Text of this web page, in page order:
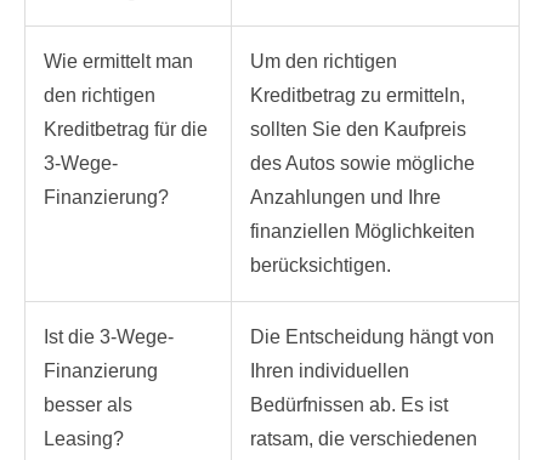
Wie ermittelt man
den richtigen
Kreditbetrag für die
3-Wege-
Finanzierung?
Um den richtigen
Kreditbetrag zu ermitteln,
sollten Sie den Kaufpreis
des Autos sowie mögliche
Anzahlungen und Ihre
finanziellen Möglichkeiten
berücksichtigen.
Ist die 3-Wege-
Finanzierung
besser als
Leasing?
Die Entscheidung hängt von
Ihren individuellen
Bedürfnissen ab. Es ist
ratsam, die verschiedenen